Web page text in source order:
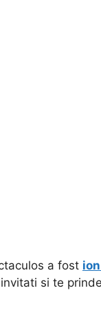
a fost
si te